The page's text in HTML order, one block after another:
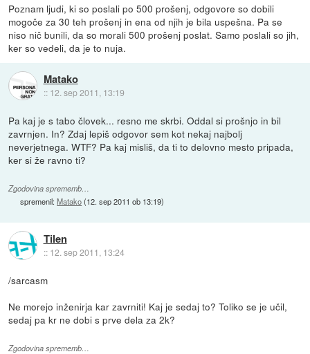
Poznam ljudi, ki so poslali po 500 prošenj, odgovore so dobili
mogoče za 30 teh prošenj in ena od njih je bila uspešna. Pa se
niso nič bunili, da so morali 500 prošenj poslat. Samo poslali so jih,
ker so vedeli, da je to nuja.
Matako
:: 12. sep 2011, 13:19
Pa kaj je s tabo človek... resno me skrbi. Oddal si prošnjo in bil
zavrnjen. In? Zdaj lepiš odgovor sem kot nekaj najbolj
neverjetnega. WTF? Pa kaj misliš, da ti to delovno mesto pripada,
ker si že ravno ti?
Zgodovina sprememb…
spremenil:Matako(12. sep 2011 ob 13:19)
Tilen
:: 12. sep 2011, 13:24
/sarcasm
Ne morejo inženirja kar zavrniti! Kaj je sedaj to? Toliko se je učil,
sedaj pa kr ne dobi s prve dela za 2k?
Zgodovina sprememb…